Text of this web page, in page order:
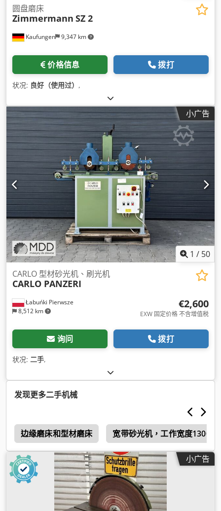
Kaufungen 9,347 km
圆盘磨床
Zimmermann SZ 2
价格信息 拨打
状况: 良好（使用过） ,
小广告
1 / 50
Łabuńki Pierwsze
8,512 km
CARLO 型材砂光机、刷光机
CARLO PANZERI
€2,600
EXW 固定价格 不含增值税
询问 拨打
状况: 二手,
发现更多二手机械
边缘磨床和型材磨床 宽带砂光机，工作宽度
小广告